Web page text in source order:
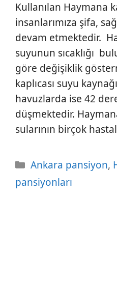
Kullanılan Haymana
insanlarımıza şifa,
devam etmektedir.
suyunun sıcaklığı
göre değişiklik
kaplıcası suyu
havuzlarda ise 42
düşmektedir.
sularının birçok
Kategoriler
Ankara pansiyon,
pansiyonları